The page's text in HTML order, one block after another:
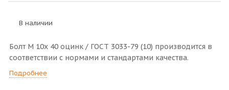
В наличии
Болт M 10x 40 оцинк / ГОСТ 3033-79 (10) производится в
соответствии с нормами и стандартами качества.
Подробнее